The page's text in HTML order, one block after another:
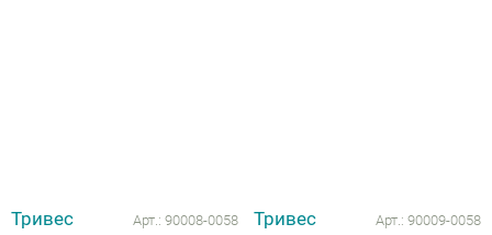
Тривес Арт.: 90008-0058
Тривес Арт.: 90009-0058